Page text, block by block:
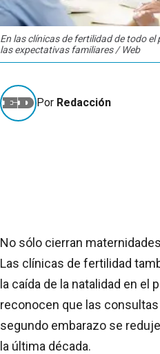
En las clínicas de fertilidad de todo el
las expectativas familiares / Web
Por Redacción
No sólo cierran
Las clínicas de fertilidad
la caída de la natalidad en el
reconocen que las
segundo embarazo se
la última década.